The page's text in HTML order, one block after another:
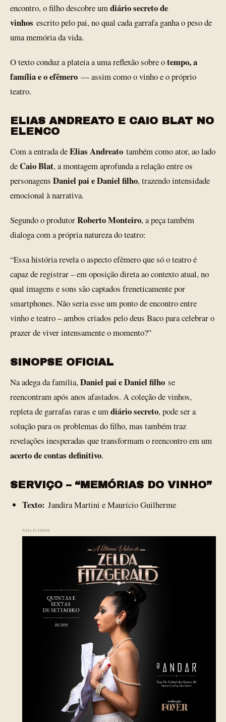
encontro, o filho descobre umdiário secreto de
vinhos escrito pelo pai, no qual cada garrafa ganha o peso de
uma memória da vida.
O texto conduz a plateia a uma reflexão sobre otempo, a
família e o efêmero — assim como o vinho e o próprio
teatro.
ELIAS ANDREATO E CAIO BLAT NO
ELENCO
Com a entrada deElias Andreato também como ator, ao lado
deCaio Blat, a montagem aprofunda a relação entre os
personagens Daniel pai e Daniel filho, trazendo intensidade
emocional à narrativa.
Segundo o produtorRoberto Monteiro, a peça também
dialoga com a própria natureza do teatro:
“Essa história revela o aspecto efêmero que só o teatro é
capaz de registrar – em oposição direta ao contexto atual, no
qual imagens e sons são captados freneticamente por
smartphones. Não seria esse um ponto de encontro entre
vinho e teatro – ambos criados pelo deus Baco para celebrar o
prazer de viver intensamente o momento?”
SINOPSE OFICIAL
Na adega da família,Daniel pai e Daniel filho se
reencontram após anos afastados. A coleção de vinhos,
repleta de garrafas raras e umdiário secreto, pode ser a
solução para os problemas do filho, mas também traz
revelações inesperadas que transformam o reencontro em um
acerto de contas definitivo.
SERVIÇO – “MEMÓRIAS DO VINHO”
Texto: Jandira Martini e Maurício Guilherme
PUBLICIDADE